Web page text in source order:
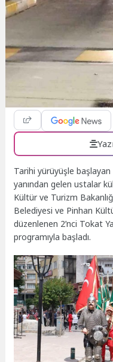
Tarihi yürüyüşle
yanından gelen ustalar
Kültür ve Turizm
Belediyesi ve Pinhan
düzenlenen 2’nci Tokat
programıyla başladı.